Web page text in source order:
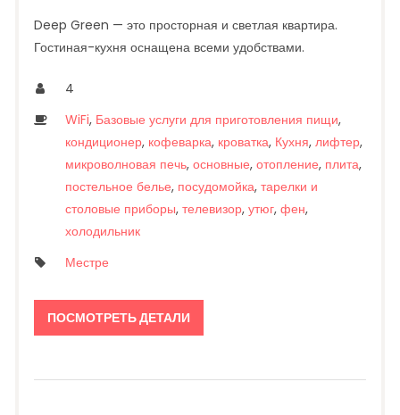
Deep Green — это просторная и светлая квартира.
Гостиная-кухня оснащена всеми удобствами.
4
WiFi, Базовые услуги для приготовления пищи,
кондиционер, кофеварка, кроватка, Кухня, лифтер,
микроволновая печь, основные, отопление, плита,
постельное белье, посудомойка, тарелки и
столовые приборы, телевизор, утюг, фен,
холодильник
Местре
ПОСМОТРЕТЬ ДЕТАЛИ